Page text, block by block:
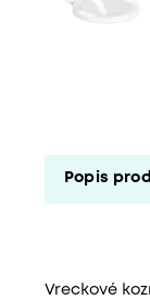
Popis
Vreckové